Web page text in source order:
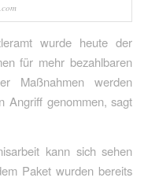
wurde heute der
für mehr bezahlbaren
Maßnahmen werden
Angriff genommen, sagt
kann sich sehen
Paket wurden bereits